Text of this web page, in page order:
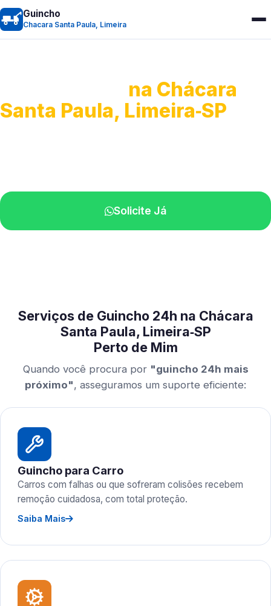
Guincho
Chacara Santa Paula, Limeira
na Chácara
Santa Paula, Limeira‑SP
Solicite Já
Serviços de Guincho 24h na Chácara
Santa Paula, Limeira‑SP
Perto de Mim
Quando você procura por "guincho 24h mais
próximo", asseguramos um suporte eficiente:
Guincho para Carro
Carros com falhas ou que sofreram colisões recebem
remoção cuidadosa, com total proteção.
Saiba Mais